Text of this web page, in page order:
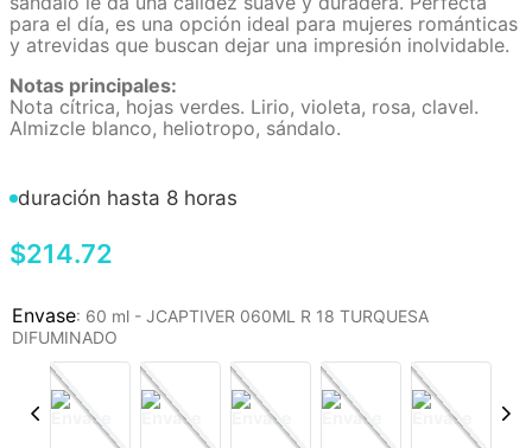
para el día, es una opción ideal para mujeres románticas
y atrevidas que buscan dejar una impresión inolvidable.
Notas principales:
Nota cítrica, hojas verdes. Lirio, violeta, rosa, clavel.
Almizcle blanco, heliotropo, sándalo.
duración hasta 8 horas
$214.72
: 60 ml - JCAPTIVER 060ML R 18 TURQUESA
DIFUMINADO